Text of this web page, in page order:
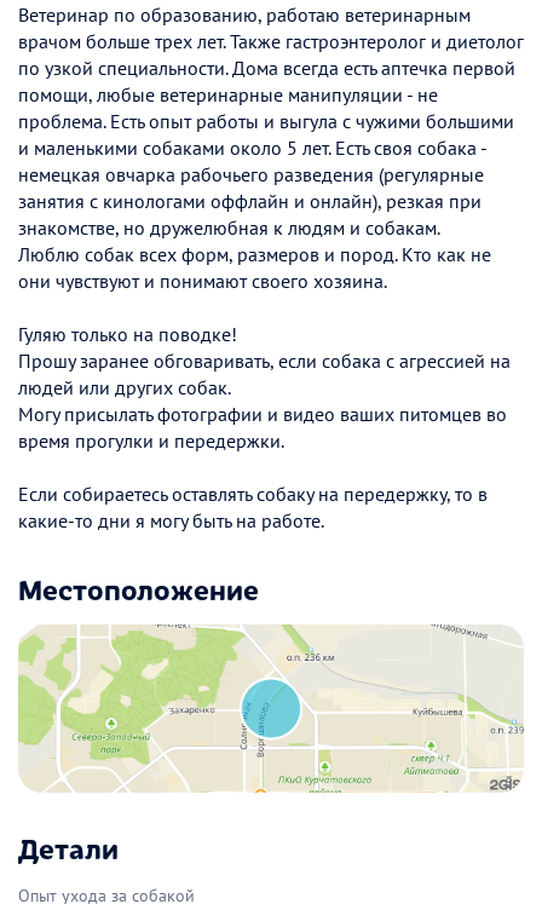
Ветеринар по образованию, работаю ветеринарным
врачом больше трех лет. Также гастроэнтеролог и диетолог
по узкой специальности. Дома всегда есть аптечка первой
помощи, любые ветеринарные манипуляции - не
проблема. Есть опыт работы и выгула с чужими большими
и маленькими собаками около 5 лет. Есть своя собака -
немецкая овчарка рабочьего разведения (регулярные
занятия с кинологами оффлайн и онлайн), резкая при
знакомстве, но дружелюбная к людям и собакам.
Люблю собак всех форм, размеров и пород. Кто как не
они чувствуют и понимают своего хозяина.
Гуляю только на поводке!
Прошу заранее обговаривать, если собака с агрессией на
людей или других собак.
Могу присылать фотографии и видео ваших питомцев во
время прогулки и передержки.
Если собираетесь оставлять собаку на передержку, то в
какие-то дни я могу быть на работе.
Местоположение
Детали
Опыт ухода за собакой